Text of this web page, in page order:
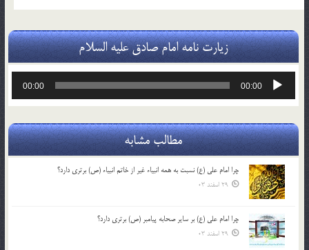
زیارت نامه امام صادق علیه السلام
پخش‌کننده
00:00
00:00
مطالب مشابه
چرا امام علی (ع) نسبت به همه انبیاء غیر از خاتم انبیاء (ص) برتری دارد؟
29 اسفند 03
چرا امام علی (ع) بر سایر صحابه پیامبر (ص) برتری دارد؟
29 اسفند 03